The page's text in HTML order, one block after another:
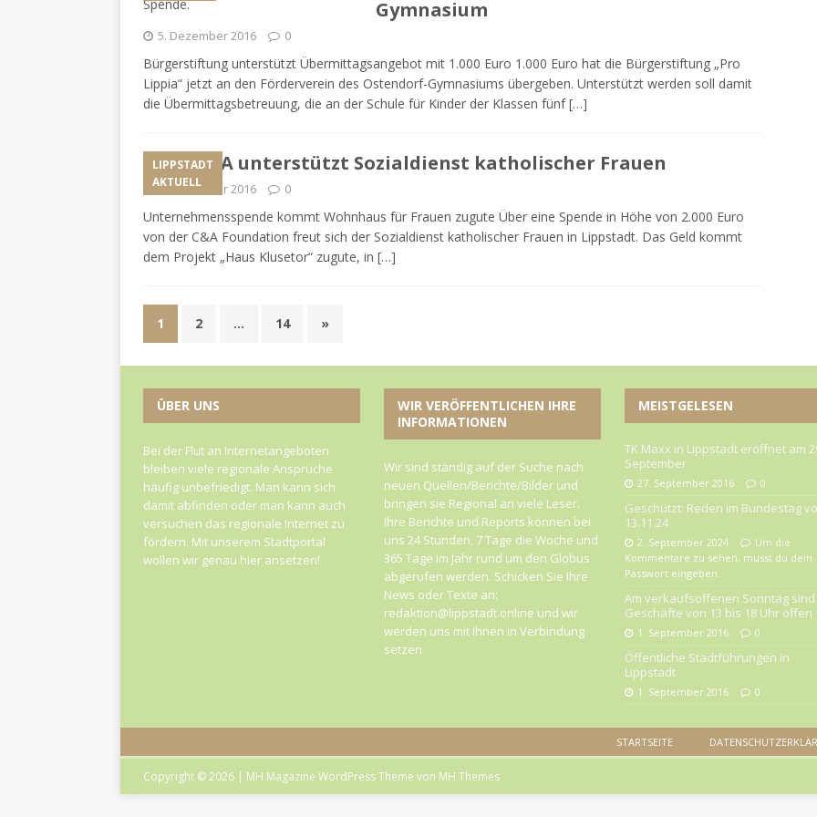
Gymnasium
5. Dezember 2016 0
Bürgerstiftung unterstützt Übermittagsangebot mit 1.000 Euro 1.000 Euro hat die Bürgerstiftung „Pro
Lippia“ jetzt an den Förderverein des Ostendorf-Gymnasiums übergeben. Unterstützt werden soll damit
die Übermittagsbetreuung, die an der Schule für Kinder der Klassen fünf[…]
LIPPSTADT
AKTUELL
C&A unterstützt Sozialdienst katholischer Frauen
5. Dezember 2016 0
Unternehmensspende kommt Wohnhaus für Frauen zugute Über eine Spende in Höhe von 2.000 Euro
von der C&A Foundation freut sich der Sozialdienst katholischer Frauen in Lippstadt. Das Geld kommt
dem Projekt „Haus Klusetor“ zugute, in […]
1 2 … 14 »
ÜBER UNS
Bei der Flut an Internetangeboten
bleiben viele regionale Ansprüche
häufig unbefriedigt. Man kann sich
damit abfinden oder man kann auch
versuchen das regionale Internet zu
fördern. Mit unserem Stadtportal
wollen wir genau hier ansetzen!
WIR VERÖFFENTLICHEN IHRE
INFORMATIONEN
Wir sind ständig auf der Suche nach
neuen Quellen/Berichte/Bilder und
bringen sie Regional an viele Leser.
Ihre Berichte und Reports können bei
uns 24 Stunden, 7 Tage die Woche und
365 Tage im Jahr rund um den Globus
abgerufen werden. Schicken Sie Ihre
News oder Texte an:
redaktion@lippstadt.online und wir
werden uns mit Ihnen in Verbindung
setzen
MEISTGELESEN
TK Maxx in Lippstadt eröffnet am
September
27. September 2016 0
Geschützt: Reden im Bundestag
13.11.24
2. September 2024
Um die
Kommentare zu sehen, musst du dein
Passwort eingeben.
Am verkaufsoffenen Sonntag sind
Geschäfte von 13 bis 18 Uhr offen
1. September 2016 0
Öffentliche Stadtführungen in
Lippstadt
1. September 2016 0
STARTSEITE
Copyright © 2026 | MH Magazine WordPress Theme von MH Themes